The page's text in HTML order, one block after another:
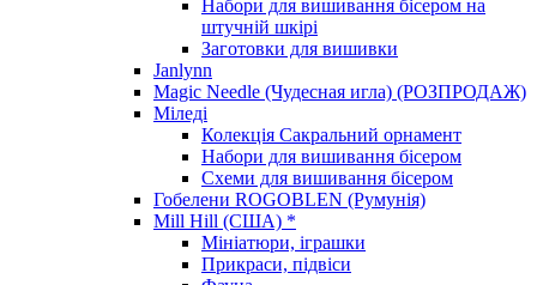
Набори для вишивання бісером на
штучній шкірі
Заготовки для вишивки
Janlynn
Magic Needle (Чудесная игла) (РОЗПРОДАЖ)
Міледі
Колекція Сакральний орнамент
Набори для вишивання бісером
Схеми для вишивання бісером
Гобелени ROGOBLEN (Румунія)
Mill Hill (США) *
Мініатюри, іграшки
Прикраси, підвіси